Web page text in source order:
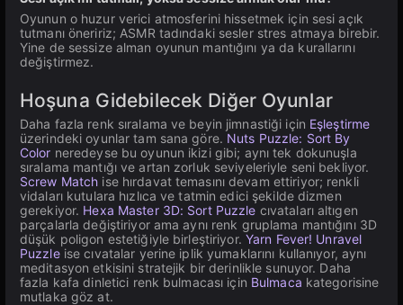
Oyunun o huzur verici atmosferini hissetmek için sesi açık
tutmanı öneririz; ASMR tadındaki sesler stres atmaya birebir.
Yine de sessize alman oyunun mantığını ya da kurallarını
değiştirmez.
Hoşuna Gidebilecek Diğer Oyunlar
Daha fazla renk sıralama ve beyin jimnastiği için Eşleştirme
üzerindeki oyunlar tam sana göre. Nuts Puzzle: Sort By
Color neredeyse bu oyunun ikizi gibi; aynı tek dokunuşla
sıralama mantığı ve artan zorluk seviyeleriyle seni bekliyor.
Screw Match ise hırdavat temasını devam ettiriyor; renkli
vidaları kutulara hızlıca ve tatmin edici şekilde dizmen
gerekiyor. Hexa Master 3D: Sort Puzzle cıvataları altıgen
parçalarla değiştiriyor ama aynı renk gruplama mantığını 3D
düşük poligon estetiğiyle birleştiriyor. Yarn Fever! Unravel
Puzzleise cıvatalar yerine iplik yumaklarını kullanıyor, aynı
meditasyon etkisini stratejik bir derinlikle sunuyor. Daha
fazla kafa dinletici renk bulmacası için Bulmaca kategorisine
mutlaka göz at.